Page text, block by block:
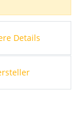
Details